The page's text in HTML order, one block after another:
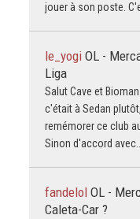
jouer à son poste.
le_yogi OL -
Liga
Salut Cave et
c'était à Sedan
remémorer ce club
Sinon d'accord avec…
fandelol OL -
Caleta-Car ?